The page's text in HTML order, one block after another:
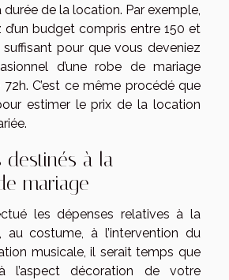
de la location. Par exemple,
budget compris entre 150 et
pour que vous deveniez
d’une robe de mariage
C’est ce même procédé que
estimer le prix de la location
destinés à la
mariage
les dépenses relatives à la
au costume, à l’intervention du
musicale, il serait temps que
l’aspect décoration de votre